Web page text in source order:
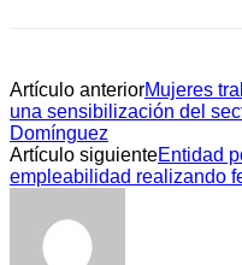
Artículo anteriorMujeres
una sensibilización del
Domínguez
Artículo siguienteEntidad
empleabilidad realizando